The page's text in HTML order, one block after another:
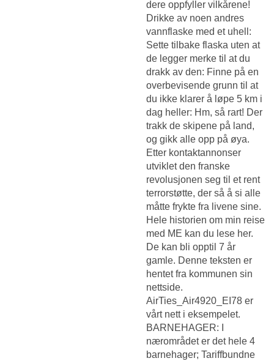
dere oppfyller vilkårene!
Drikke av noen andres
vannflaske med et uhell:
Sette tilbake flaska uten at
de legger merke til at du
drakk av den: Finne på en
overbevisende grunn til at
du ikke klarer å løpe 5 km i
dag heller: Hm, så rart! Der
trakk de skipene på land,
og gikk alle opp på øya.
Etter kontaktannonser
utviklet den franske
revolusjonen seg til et rent
terrorstøtte, der så å si alle
måtte frykte fra livene sine.
Hele historien om min reise
med ME kan du lese her.
De kan bli opptil 7 år
gamle. Denne teksten er
hentet fra kommunen sin
nettside.
AirTies_Air4920_EI78 er
vårt nett i eksempelet.
BARNEHAGER: I
nærområdet er det hele 4
barnehager; Tariffbundne